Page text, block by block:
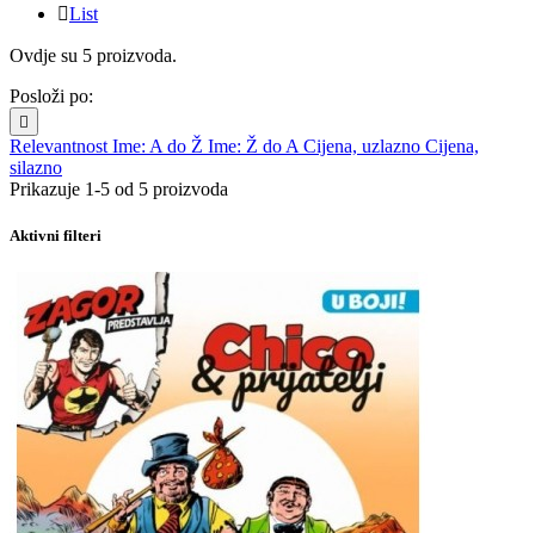
List
Ovdje su 5 proizvoda.
Posloži po:

Relevantnost Ime: A do Ž Ime: Ž do A Cijena, uzlazno Cijena,
silazno
Prikazuje 1-5 od 5 proizvoda
Aktivni filteri